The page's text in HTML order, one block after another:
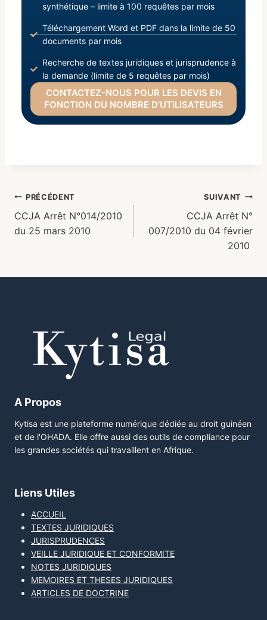
synthétique – limite à 100 requêtes par mois
Téléchargement Word et PDF dans la limite de 50
documents par mois
Recherche de textes juridiques et jurisprudence à
la demande (limite de 5 requêtes par mois)
CONTACTEZ-NOUS POUR LES DEVIS EN
FONCTION DU NOMBRE D’UTILISATEURS
PRÉCÉDENT
CCJA Arrêt N°014/2010
du 25 mars 2010
SUIVANT
CCJA Arrêt N°
007/2010 du 04 février
2010
A Propos
Kytisa est une plateforme numérique dédiée au droit guinéen
et de l'OHADA. Elle offre aussi des outils de compliance pour
les grandes sociétés qui travaillent en Afrique.
Liens Utiles
ACCUEIL
TEXTES JURIDIQUES
JURISPRUDENCES
VEILLE JURIDIQUE ET CONFORMITE
NOTES JURIDIQUES
MEMOIRES ET THESES JURIDIQUES
ARTICLES DE DOCTRINE